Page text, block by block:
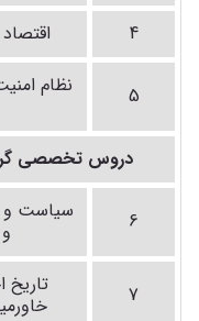
4
5
نظام
دروس تخصصی
6
سیاست و
7